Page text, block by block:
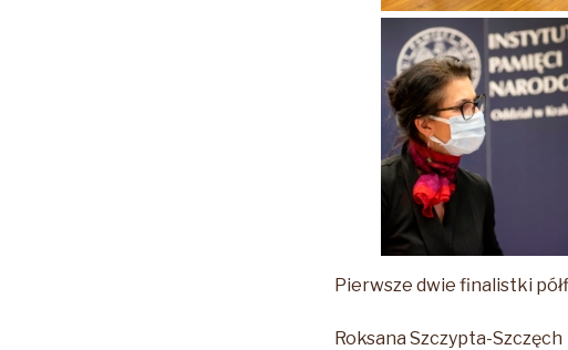
Pierwsze dwie finalistki
Roksana Szczypta-Szczęch